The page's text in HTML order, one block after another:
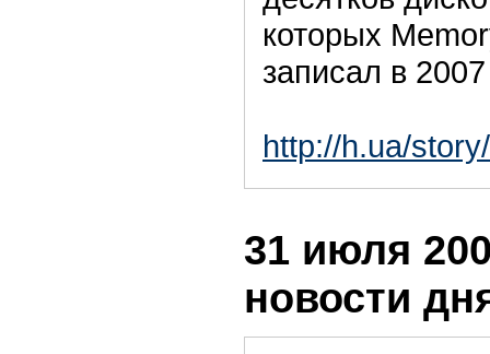
которых
записал в 2007
http://h.ua/
31 июля
новости